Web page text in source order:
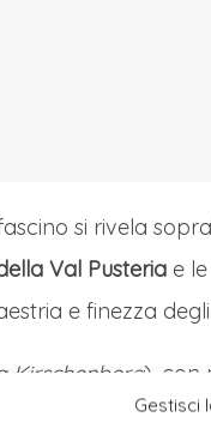
Gestisci
con bancarelle
spazia dalle
un ricco
bambini e
i fine
si rivela
Val Pusteria e
e finezza
Kirschenberg), con
puoi scegliere tra